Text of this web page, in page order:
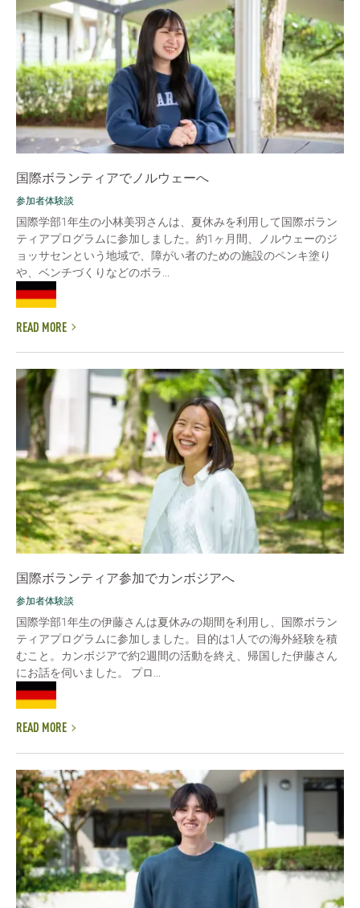
国際ボランティアでノルウェーへ
参加者体験談
国際学部1年生の小林美羽さんは、夏休みを利用して国際ボラン
ティアプログラムに参加しました。約1ヶ月間、ノルウェーのジ
ョッサセンという地域で、障がい者のための施設のペンキ塗り
や、ベンチづくりなどのボラ...
READ MORE
国際ボランティア参加でカンボジアへ
参加者体験談
国際学部1年生の伊藤さんは夏休みの期間を利用し、国際ボラン
ティアプログラムに参加しました。目的は1人での海外経験を積
むこと。カンボジアで約2週間の活動を終え、帰国した伊藤さん
にお話を伺いました。 プロ...
READ MORE